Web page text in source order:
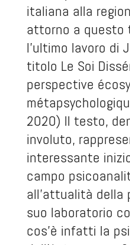
italiana alla
attorno a questo
l’ultimo lavoro di
titolo Le Soi
perspective
2020) Il testo,
involuto,
interessante
campo
all’attualità della
suo laboratorio
cos’è infatti la